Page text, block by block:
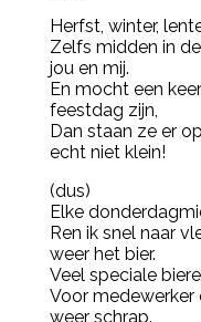
Herfst, winter,
Zelfs midden in
jou en mij.
En mocht een
feestdag zijn,
Dan staan ze er
echt niet klein!
(dus)
Elke
Ren ik snel naar
weer het bier.
Veel speciale
Voor medewerker
weer schrap.